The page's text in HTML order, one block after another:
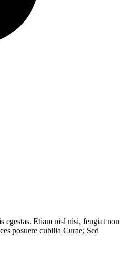
egestas. Etiam nisl nisi, feugiat non
posuere cubilia Curae; Sed